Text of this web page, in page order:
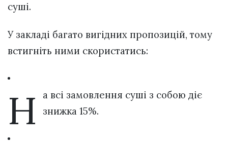
суші.
У закладі багато вигідних пропозицій, тому
встигніть ними скористатись:
Н
а всі замовлення суші з собою діє
знижка 15%.